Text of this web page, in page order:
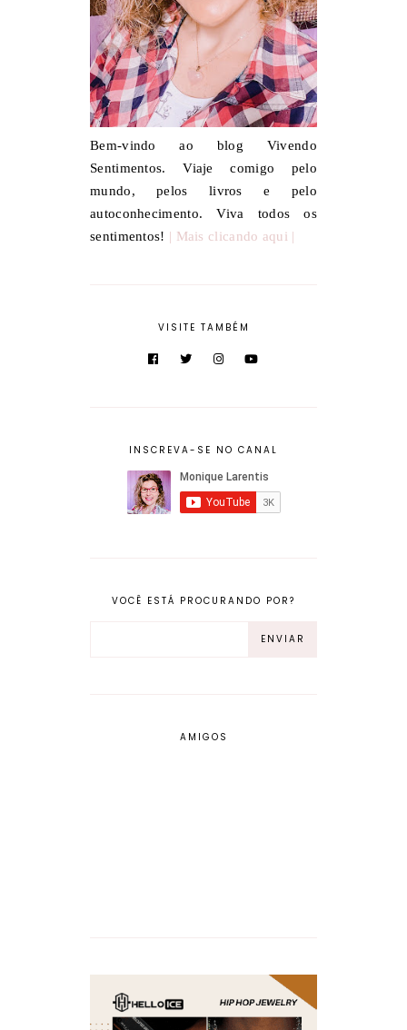
Bem-vindo ao blog Vivendo
Sentimentos. Viaje comigo pelo
mundo, pelos livros e pelo
autoconhecimento. Viva todos os
sentimentos! | Mais clicando aqui |
VISITE TAMBÉM
INSCREVA-SE NO CANAL
VOCÊ ESTÁ PROCURANDO POR?
AMIGOS